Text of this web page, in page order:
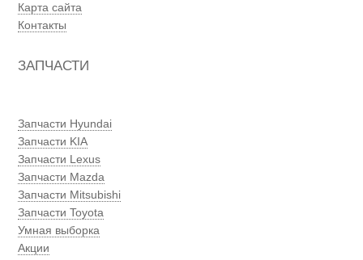
Карта сайта
Контакты
ЗАПЧАСТИ
Запчасти Hyundai
Запчасти KIA
Запчасти Lexus
Запчасти Mazda
Запчасти Mitsubishi
Запчасти Toyota
Умная выборка
Акции